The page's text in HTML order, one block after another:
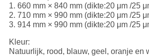
1. 660 mm × 840 mm (dikte:20 μm /25
2. 710 mm × 990 mm (dikte:20 μm /25
3. 914 mm × 990 mm (dikte:20 μm /25
Kleur:
Natuurlijk, rood, blauw, geel, oranje en